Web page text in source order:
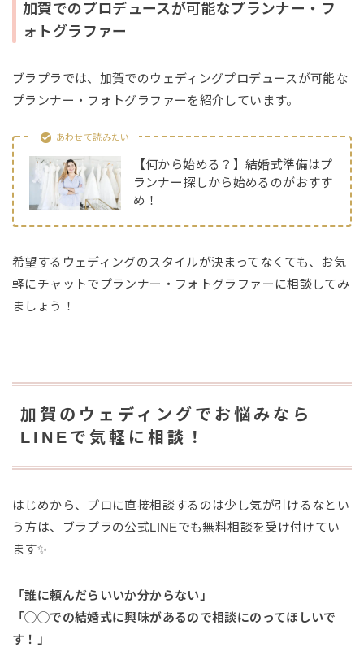
加賀でのプロデュースが可能なプランナー・フ
ォトグラファー
ブラプラでは、加賀でのウェディングプロデュースが可能な
プランナー・フォトグラファーを紹介しています。
あわせて読みたい
【何から始める？】結婚式準備はプ
ランナー探しから始めるのがおすす
め！
希望するウェディングのスタイルが決まってなくても、お気
軽にチャットでプランナー・フォトグラファーに相談してみ
ましょう！
加賀のウェディングでお悩みなら
LINEで気軽に相談！
はじめから、プロに直接相談するのは少し気が引けるなとい
う方は、ブラプラの公式LINEでも無料相談を受け付けてい
ます✨
「誰に頼んだらいいか分からない」
「◯◯での結婚式に興味があるので相談にのってほしいで
す！」